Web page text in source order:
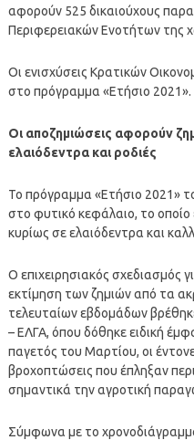
αφορούν 525 δικαιούχους
Περιφερειακών Ενοτήτων της
Οι ενισχύσεις Κρατικών
στο πρόγραμμα «Ετήσιο 2021».
Οι αποζημιώσεις αφορούν
ελαιόδεντρα και ροδιές
Το πρόγραμμα «Ετήσιο 2021»
στο φυτικό κεφάλαιο, το οποίο
κυρίως σε ελαιόδεντρα και
Ο επιχειρησιακός σχεδιασμός
εκτίμηση των ζημιών από τα
τελευταίων εβδομάδων
– ΕΛΓΑ, όπου δόθηκε ειδική
παγετός του Μαρτίου, οι
βροχοπτώσεις που έπληξαν
σημαντικά την αγροτική
Σύμφωνα με το